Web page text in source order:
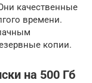
качественные
времени.
копии.
на 500 Гб